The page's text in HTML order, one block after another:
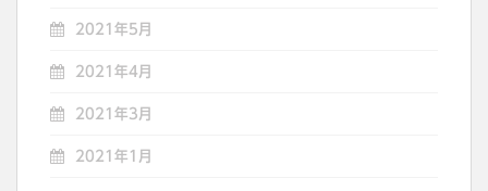
2021年5月
2021年4月
2021年3月
2021年1月